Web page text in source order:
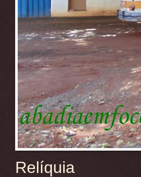
Relíquia